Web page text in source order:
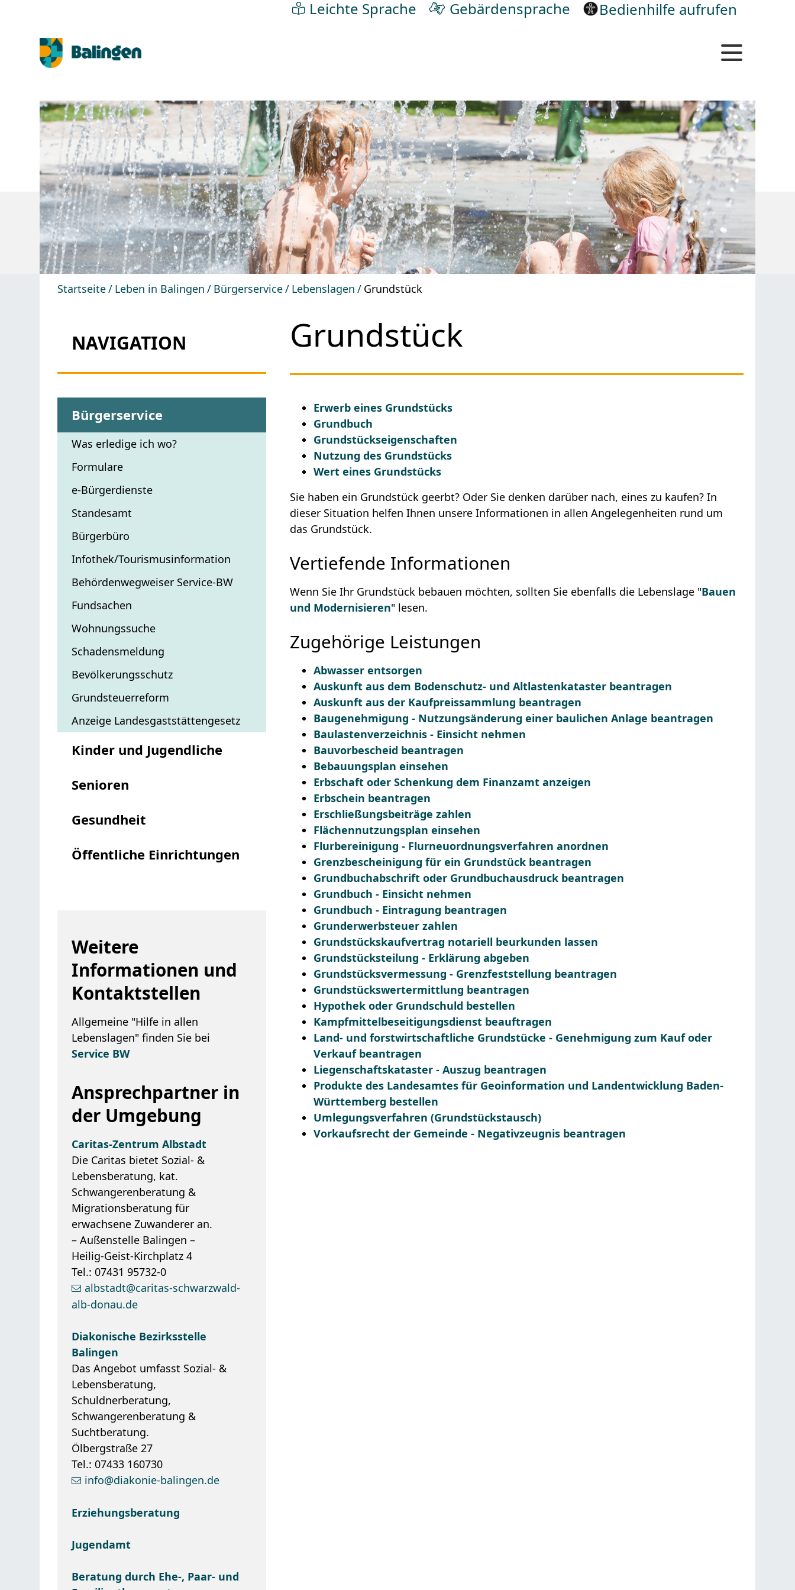
Leichte Sprache Gebärdensprache Bedienhilfe aufrufen
Startseite Leben in Balingen Bürgerservice Lebenslagen Grundstück
NAVIGATION
Bürgerservice
Was erledige ich wo?
Formulare
e-Bürgerdienste
Standesamt
Bürgerbüro
Infothek/Tourismusinformation
Behördenwegweiser Service-BW
Fundsachen
Wohnungssuche
Schadensmeldung
Bevölkerungsschutz
Grundsteuerreform
Anzeige Landesgaststättengesetz
Kinder und Jugendliche
Senioren
Gesundheit
Öffentliche Einrichtungen
Weitere
Informationen und
Kontaktstellen
Allgemeine "Hilfe in allen
Lebenslagen" finden Sie bei
Service BW
Ansprechpartner in
der Umgebung
Caritas-Zentrum Albstadt
Die Caritas bietet Sozial- &
Lebensberatung, kat.
Schwangerenberatung &
Migrationsberatung für
erwachsene Zuwanderer an.
– Außenstelle Balingen –
Heilig-Geist-Kirchplatz 4
Tel.: 07431 95732-0
albstadt@caritas-schwarzwald-
alb-donau.de
Diakonische Bezirksstelle
Balingen
Das Angebot umfasst Sozial- &
Lebensberatung,
Schuldnerberatung,
Schwangerenberatung &
Suchtberatung.
Ölbergstraße 27
Tel.: 07433 160730
info@diakonie-balingen.de
Erziehungsberatung
Jugendamt
Beratung durch Ehe-, Paar- und
Grundstück
Erwerb eines Grundstücks
Grundbuch
Grundstückseigenschaften
Nutzung des Grundstücks
Wert eines Grundstücks
Sie haben ein Grundstück geerbt? Oder Sie denken darüber nach, eines zu kaufen? In
dieser Situation helfen Ihnen unsere Informationen in allen Angelegenheiten rund um
das Grundstück.
Vertiefende Informationen
Wenn Sie Ihr Grundstück bebauen möchten, sollten Sie ebenfalls die Lebenslage "Bauen
und Modernisieren" lesen.
Zugehörige Leistungen
Abwasser entsorgen
Auskunft aus dem Bodenschutz- und Altlastenkataster beantragen
Auskunft aus der Kaufpreissammlung beantragen
Baugenehmigung - Nutzungsänderung einer baulichen Anlage beantragen
Baulastenverzeichnis - Einsicht nehmen
Bauvorbescheid beantragen
Bebauungsplan einsehen
Erbschaft oder Schenkung dem Finanzamt anzeigen
Erbschein beantragen
Erschließungsbeiträge zahlen
Flächennutzungsplan einsehen
Flurbereinigung - Flurneuordnungsverfahren anordnen
Grenzbescheinigung für ein Grundstück beantragen
Grundbuchabschrift oder Grundbuchausdruck beantragen
Grundbuch - Einsicht nehmen
Grundbuch - Eintragung beantragen
Grunderwerbsteuer zahlen
Grundstückskaufvertrag notariell beurkunden lassen
Grundstücksteilung - Erklärung abgeben
Grundstücksvermessung - Grenzfeststellung beantragen
Grundstückswertermittlung beantragen
Hypothek oder Grundschuld bestellen
Kampfmittelbeseitigungsdienst beauftragen
Land- und forstwirtschaftliche Grundstücke - Genehmigung zum Kauf oder
Verkauf beantragen
Liegenschaftskataster - Auszug beantragen
Produkte des Landesamtes für Geoinformation und Landentwicklung Baden-
Württemberg bestellen
Umlegungsverfahren (Grundstückstausch)
Vorkaufsrecht der Gemeinde - Negativzeugnis beantragen